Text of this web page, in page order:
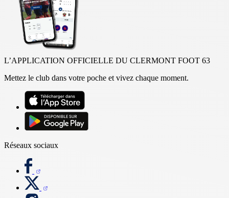
L’APPLICATION OFFICIELLE DU CLERMONT FOOT 63
Mettez le club dans votre poche et vivez chaque moment.
Réseaux sociaux